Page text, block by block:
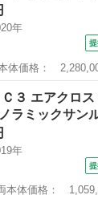
年
３ ■ グレード
ミアムインテ
３ エアクロ
ラミックサン
年